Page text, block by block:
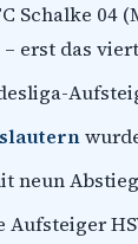
Schalke 04
erst das
neun
Aufsteiger